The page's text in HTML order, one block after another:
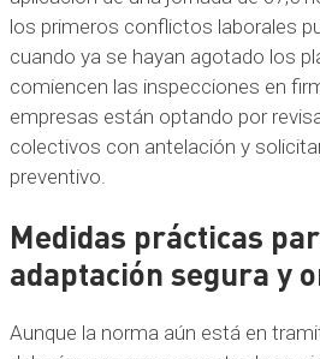
los primeros conflictos laborales
cuando ya se hayan agotado los
comiencen las inspecciones en
empresas están optando por
colectivos con antelación y
preventivo.
Medidas prácticas
adaptación segura y
Aunque la norma aún está en